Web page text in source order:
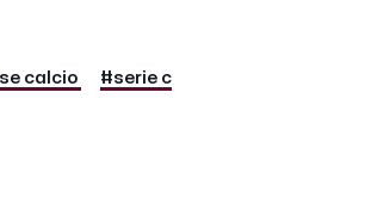
calcio #serie c